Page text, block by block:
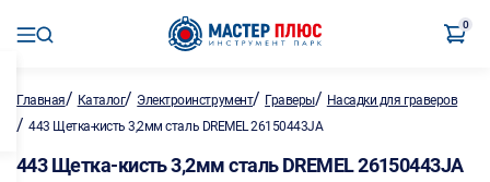
0
Главная/ Каталог/ Электроинструмент/ Граверы/ Насадки для граверов
/ 443 Щетка-кисть 3,2мм сталь DREMEL 26150443JA
443 Щетка-кисть 3,2мм сталь DREMEL 26150443JA